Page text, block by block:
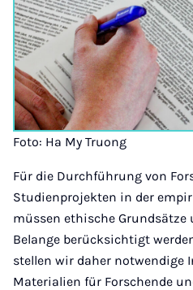
Foto: Ha My Truong
Für die Durchführung von
Studienprojekten in der
müssen ethische
Belange berücksichtigt
stellen wir daher notwendige
Materialien für Forschende